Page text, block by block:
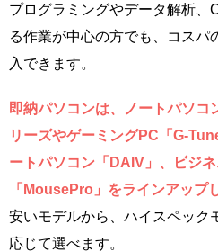
プログラミングやデータ解析、
る作業が中心の方でも、コスパ
入できます。
即納パソコンは、ノートパソ
リーズやゲーミングPC「G-
ートパソコン「DAIV」、ビジ
「MousePro」をラインアップ
安いモデルから、ハイスペック
応じて選べます。